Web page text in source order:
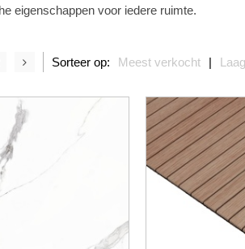
eigenschappen voor iedere ruimte.
Sorteer op: Meest verkocht |